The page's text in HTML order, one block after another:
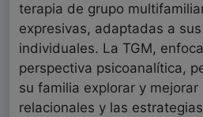
terapia de grupo
expresivas, adaptadas a
individuales. La TGM,
perspectiva psicoanalítica,
su familia explorar y mejorar
relacionales y las